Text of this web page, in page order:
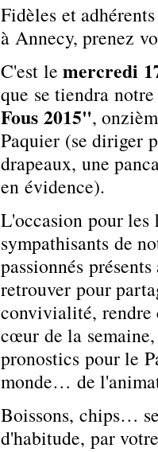
Fidèles et
à Annecy, prenez
C'est lemercredi
que se tiendra
Fous 2015",
Paquier (se diriger
drapeaux, une
en évidence).
L'occasion pour les
sympathisants de
passionnés
retrouver pour
convivialité, rendre
cœur de la
pronostics pour le
monde… de
Boissons, chips…
d'habitude, par